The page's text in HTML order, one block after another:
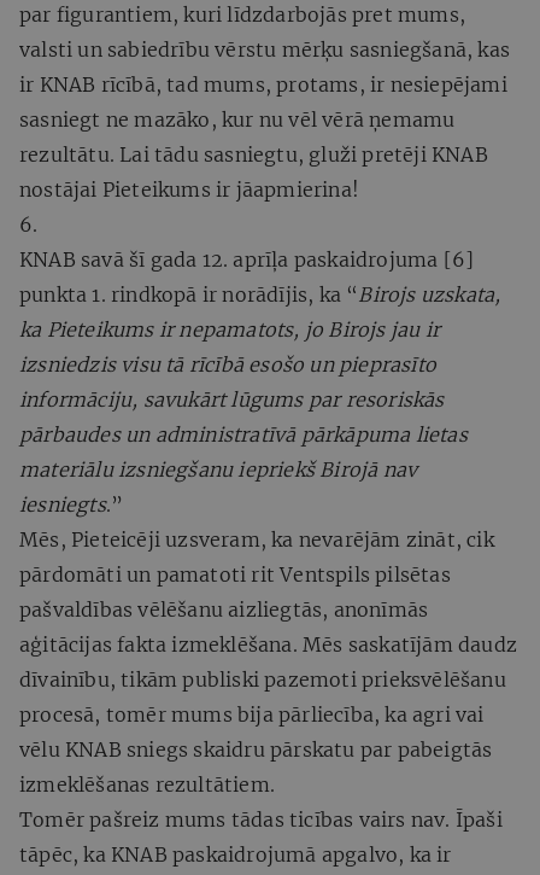
par figurantiem, kuri līdzdarbojās pret mums,
valsti un sabiedrību vērstu mērķu sasniegšanā, kas
ir KNAB rīcībā, tad mums, protams, ir nesiepējami
sasniegt ne mazāko, kur nu vēl vērā ņemamu
rezultātu. Lai tādu sasniegtu, gluži pretēji KNAB
nostājai Pieteikums ir jāapmierina!
6.
KNAB savā šī gada 12. aprīļa paskaidrojuma [6]
punkta 1. rindkopā ir norādījis, ka “ Birojs uzskata,
ka Pieteikums ir nepamatots, jo Birojs jau ir
izsniedzis visu tā rīcībā esošo un pieprasīto
informāciju, savukārt lūgums par resoriskās
pārbaudes un administratīvā pārkāpuma lietas
materiālu izsniegšanu iepriekš Birojā nav
iesniegts.”
Mēs, Pieteicēji uzsveram, ka nevarējām zināt, cik
pārdomāti un pamatoti rit Ventspils pilsētas
pašvaldības vēlēšanu aizliegtās, anonīmās
aģitācijas fakta izmeklēšana. Mēs saskatījām daudz
dīvainību, tikām publiski pazemoti prieksvēlēšanu
procesā, tomēr mums bija pārliecība, ka agri vai
vēlu KNAB sniegs skaidru pārskatu par pabeigtās
izmeklēšanas rezultātiem.
Tomēr pašreiz mums tādas ticības vairs nav. Īpaši
tāpēc, ka KNAB paskaidrojumā apgalvo, ka ir